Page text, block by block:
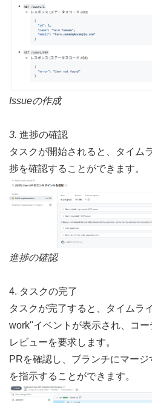
Issueの作成
3. 進捗の確認
タスクが開始されると、タイム
捗を確認することができます。
進捗の確認
4. タスクの完了
タスクが完了すると、タイムラ
work"イベントが表示され、コ
レビューを要求します。
PRを確認し、ブランチにマー
を指示することができます。